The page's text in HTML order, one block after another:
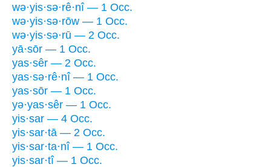
wə·yis·sə·rê·nî — 1 Occ.
wə·yis·sə·rōw — 1 Occ.
wə·yis·sə·rū — 2 Occ.
yā·sōr — 1 Occ.
yas·sêr — 2 Occ.
yas·sə·rê·nî — 1 Occ.
yas·sōr — 1 Occ.
yə·yas·sêr — 1 Occ.
yis·sar — 4 Occ.
yis·sar·tā — 2 Occ.
yis·sar·ta·nî — 1 Occ.
yis·sar·tî — 1 Occ.